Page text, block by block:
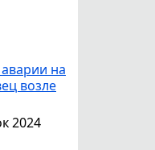
на
возле
2024